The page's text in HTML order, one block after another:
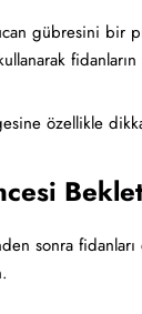
gübresini bir
özellikle
sonra